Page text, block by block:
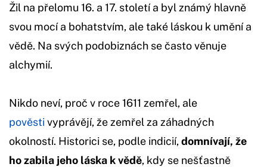
Žil na přelomu 16. a 17. století a byl známý hlavně
svou mocí a bohatstvím, ale také láskou k umění a
vědě. Na svých podobiznách se často věnuje
alchymií.
Nikdo neví, proč v roce 1611 zemřel, ale
pověsti vyprávějí, že zemřel za záhadných
okolností. Historici se, podle indicií,domnívají, že
ho zabila jeho láska k vědě, kdy se nešťastně